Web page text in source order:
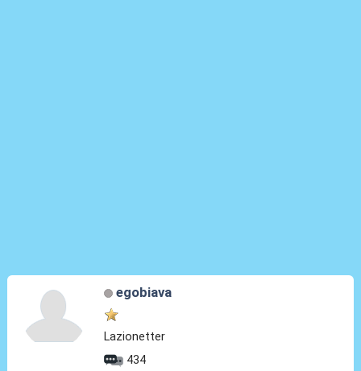
egobiava
Lazionetter
434